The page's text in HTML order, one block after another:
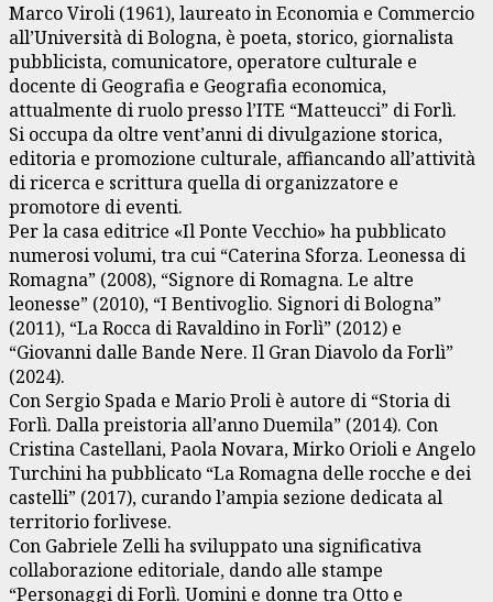
Marco Viroli (1961), laureato in Economia e Commercio
all’Università di Bologna, è poeta, storico, giornalista
pubblicista, comunicatore, operatore culturale e
docente di Geografia e Geografia economica,
attualmente di ruolo presso l’ITE “Matteucci” di Forlì.
Si occupa da oltre vent’anni di divulgazione storica,
editoria e promozione culturale, affiancando all’attività
di ricerca e scrittura quella di organizzatore e
promotore di eventi.
Per la casa editrice «Il Ponte Vecchio» ha pubblicato
numerosi volumi, tra cui “Caterina Sforza. Leonessa di
Romagna” (2008), “Signore di Romagna. Le altre
leonesse” (2010), “I Bentivoglio. Signori di Bologna”
(2011), “La Rocca di Ravaldino in Forlì” (2012) e
“Giovanni dalle Bande Nere. Il Gran Diavolo da Forlì”
(2024).
Con Sergio Spada e Mario Proli è autore di “Storia di
Forlì. Dalla preistoria all’anno Duemila” (2014). Con
Cristina Castellani, Paola Novara, Mirko Orioli e Angelo
Turchini ha pubblicato “La Romagna delle rocche e dei
castelli” (2017), curando l’ampia sezione dedicata al
territorio forlivese.
Con Gabriele Zelli ha sviluppato una significativa
collaborazione editoriale, dando alle stampe
“Personaggi di Forlì. Uomini e donne tra Otto e